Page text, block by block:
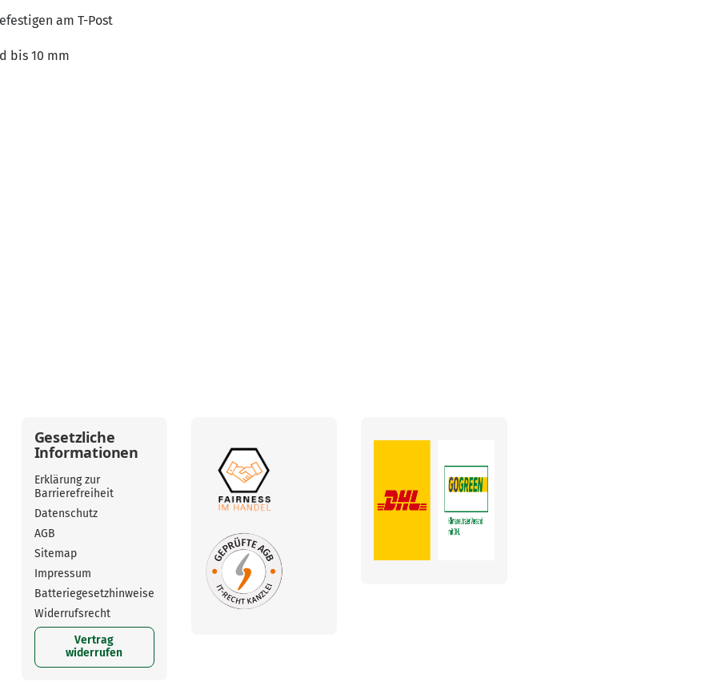
am T-Post
bis 10 mm
Gesetzliche
Informationen
Erklärung zur
Barrierefreiheit
Datenschutz
AGB
Sitemap
Impressum
Batteriegesetzhinweise
Widerrufsrecht
Vertrag
widerrufen